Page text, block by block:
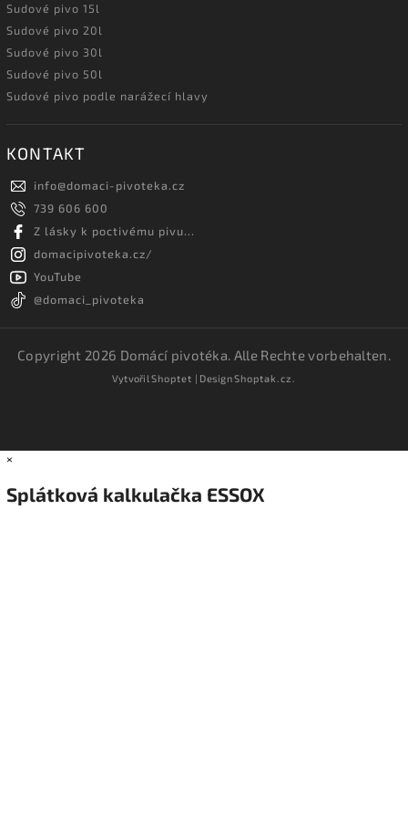
Sudové pivo 15l
Sudové pivo 20l
Sudové pivo 30l
Sudové pivo 50l
Sudové pivo podle narážecí hlavy
KONTAKT
info@domaci-pivoteka.cz
739 606 600
Z lásky k poctivému pivu...
domacipivoteka.cz/
YouTube
@domaci_pivoteka
Copyright 2026 Domácí pivotéka. Alle Rechte vorbehalten.
VytvořilShoptet | DesignShoptak.cz.
×
Splátková kalkulačka ESSOX